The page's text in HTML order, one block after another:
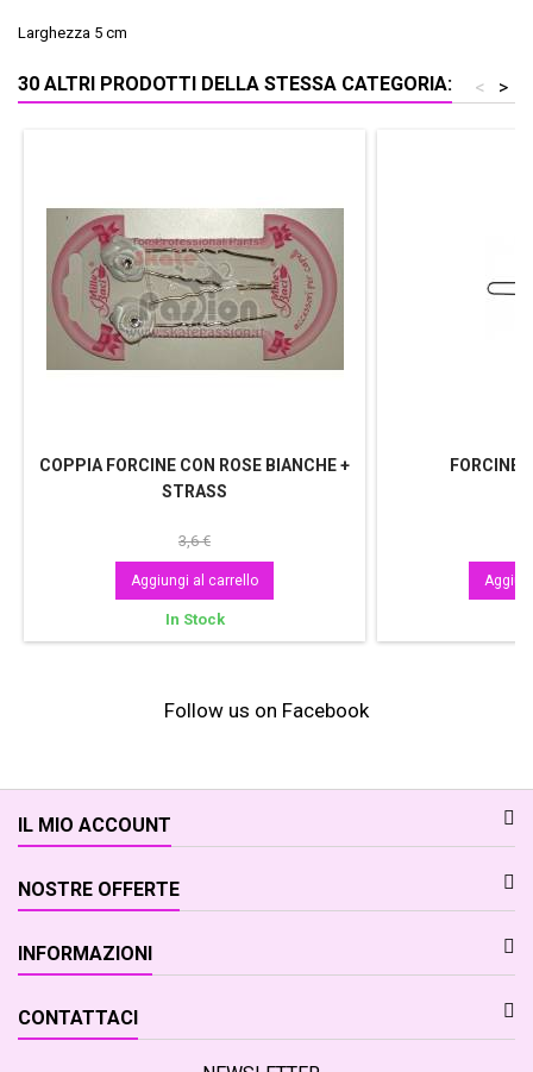
Larghezza 5 cm
30 ALTRI PRODOTTI DELLA STESSA CATEGORIA: >
<
COPPIA FORCINE CON ROSE BIANCHE +
STRASS
3,6 €
Aggiungi al carrello
In Stock
FORCINE
Follow us on Facebook
IL MIO ACCOUNT
NOSTRE OFFERTE
INFORMAZIONI
CONTATTACI